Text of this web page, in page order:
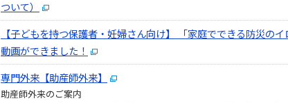
ついて）
【子どもを持つ保護者・妊婦さん向け】 「家庭でできる防災の
動画ができました！
専門外来【助産師外来】
助産師外来のご案内